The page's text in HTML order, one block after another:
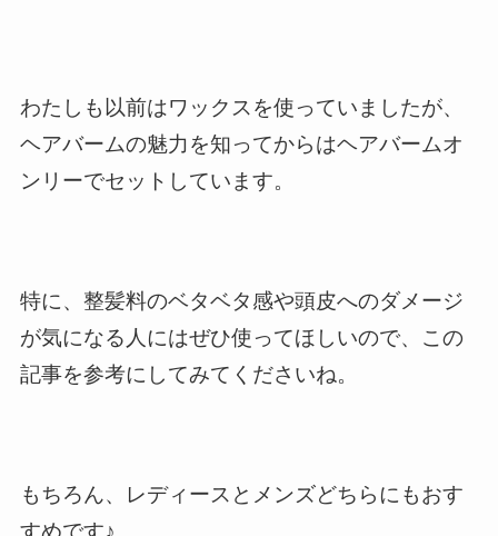
わたしも以前はワックスを使っていましたが、
ヘアバームの魅力を知ってからはヘアバームオ
ンリーでセットしています。
特に、整髪料のベタベタ感や頭皮へのダメージ
が気になる人にはぜひ使ってほしいので、この
記事を参考にしてみてくださいね。
もちろん、レディースとメンズどちらにもおす
すめです♪